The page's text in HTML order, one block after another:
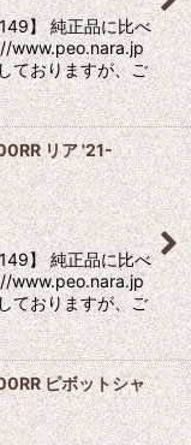
】 純正品に比べ
www.peo.nara.jp
ておりますが、ご
リア '21-
】 純正品に比べ
www.peo.nara.jp
ておりますが、ご
ピボットシャ